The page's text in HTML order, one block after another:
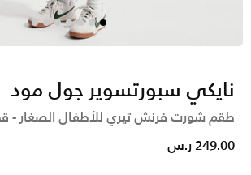
نايكي سبورتسوير جول مود
طقم شورت فرنش تيري للأطفال الصغار -
249.00 ر.س